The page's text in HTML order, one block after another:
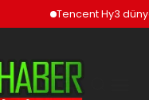
Tencent Hy3